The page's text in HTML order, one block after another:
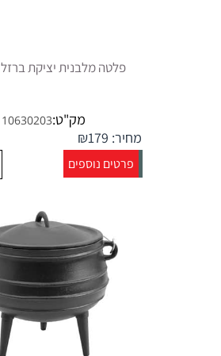
פלטה מלבנית יציקת ברזל 51 ס”מ
מק"ט:10630203
מחיר: ₪179
פרטים נוספים